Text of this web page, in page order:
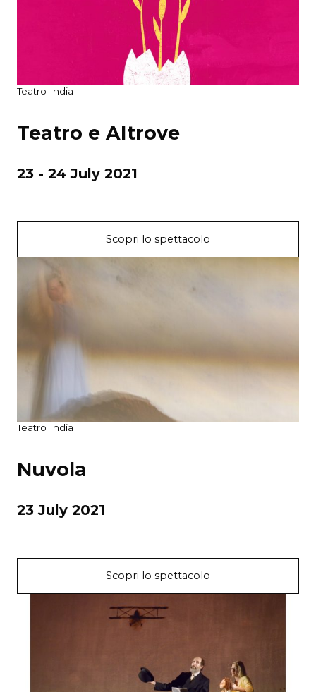
Teatro India
Teatro e Altrove
23 - 24 July 2021
Scopri lo spettacolo
Teatro India
Nuvola
23 July 2021
Scopri lo spettacolo